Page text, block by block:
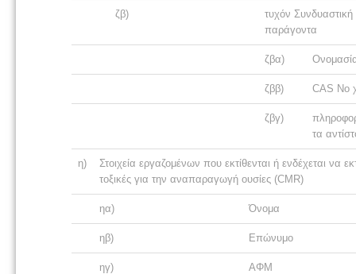
ζβ)
τυχόν
παράγοντα
ζβα)
ζββ) CAS No
ζβγ)
τα
η)
Στοιχεία εργαζομένων που εκτίθενται ή ενδέχεται
τοξικές για την αναπαραγωγή ουσίες (CMR)
ηα) Όνομα
ηβ) Επώνυμο
ηγ) ΑΦΜ